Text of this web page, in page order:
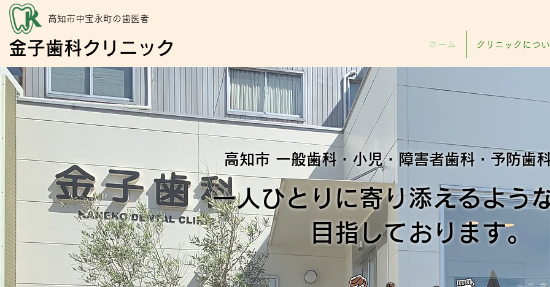
高知市中宝永町の歯医者
金子歯科クリニック ホーム クリニックにつ
高知市 一般歯科・小児・障害者歯科・予防歯
一人ひとりに寄り添えるよう
目指しております。